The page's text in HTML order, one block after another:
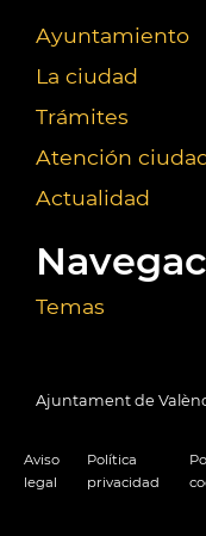
Ayuntamiento
La ciudad
Trámites
Atención
Actualidad
Temas
Ajuntament de
Aviso
legal
Política
privacidad